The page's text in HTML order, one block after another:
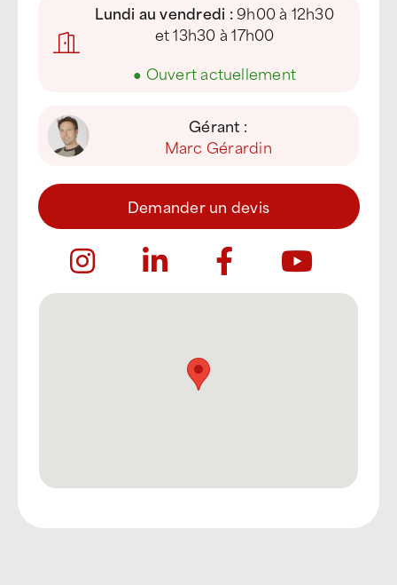
Lundi au vendredi :9h00 à 12h30
et 13h30 à 17h00
● Ouvert actuellement
Gérant :
Marc Gérardin
Demander un devis